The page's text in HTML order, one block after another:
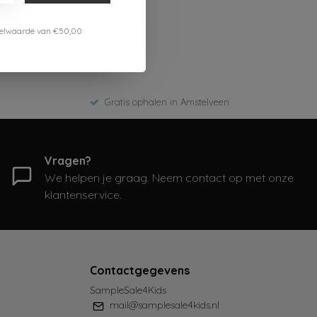
Gratis ophalen in Amstelveen
Vragen?
We helpen je graag. Neem contact op met onze
klantenservice.
Contactgegevens
SampleSale4Kids
mail@samplesale4kids.nl
van €50,00